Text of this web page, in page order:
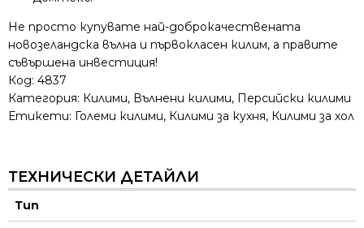
Не просто купувате най-доброкачествената
новозеландска вълна и първокласен килим, а правите
съвършена инвестиция!
Код: 4837
Категория: Килими, Вълнени килими, Персийски килими
Етикети: Големи килими, Килими за кухня, Килими за хол
ТЕХНИЧЕСКИ ДЕТАЙЛИ
Тип